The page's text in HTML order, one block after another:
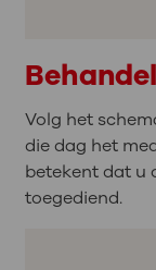
Volg het
die dag het
betekent dat u
toegediend.